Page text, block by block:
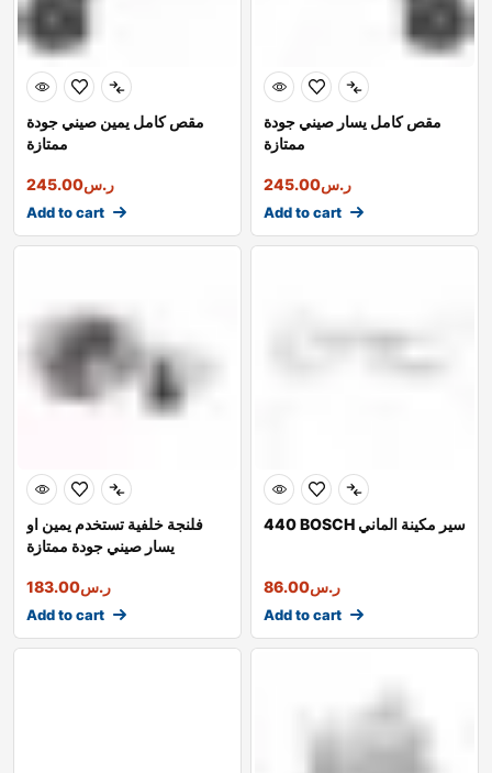
مقص كامل يمين صيني جودة
ممتازة
ر.س245.00
Add to cart
مقص كامل يسار صيني جودة
ممتازة
ر.س245.00
Add to cart
فلنجة خلفية تستخدم يمين او
يسار صيني جودة ممتازة
ر.س183.00
Add to cart
440 BOSCH سير مكينة الماني
ر.س86.00
Add to cart